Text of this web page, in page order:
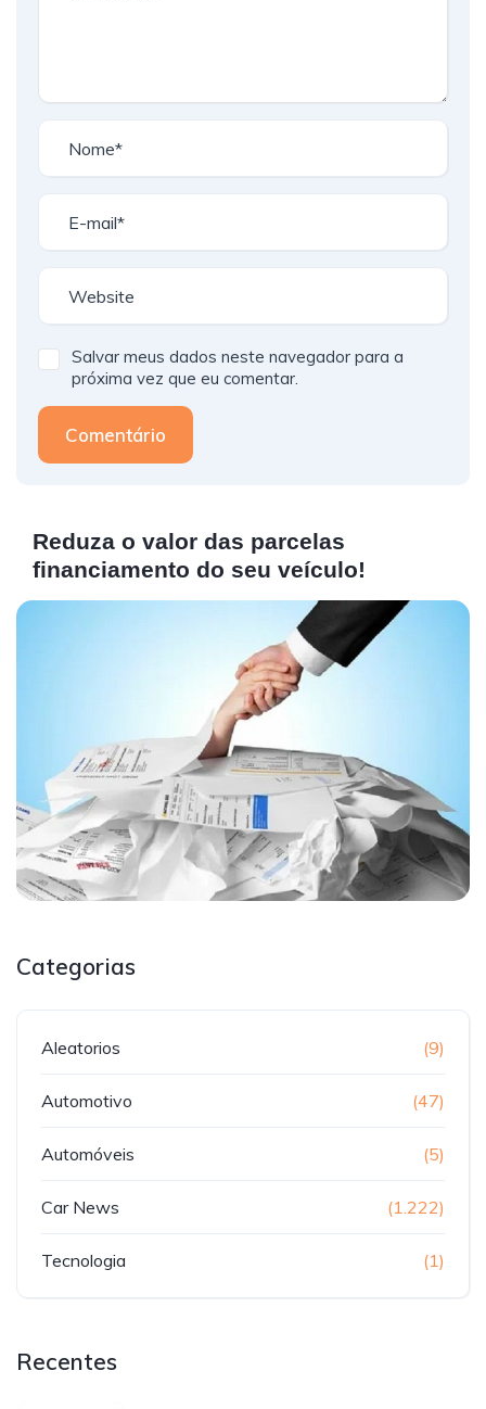
Salvar meus dados neste navegador para a
próxima vez que eu comentar.
Comentário
Reduza o valor das parcelas
financiamento do seu veículo!
Categorias
Aleatorios (9)
Automotivo (47)
Automóveis (5)
Car News (1.222)
Tecnologia (1)
Recentes